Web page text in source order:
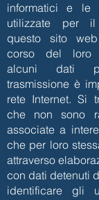
informatici e le
utilizzate per il
questo sito
corso del loro
alcuni dati
trasmissione è
rete Internet. Si
che non sono
associate a
che per loro
attraverso
con dati detenuti
identificare gli